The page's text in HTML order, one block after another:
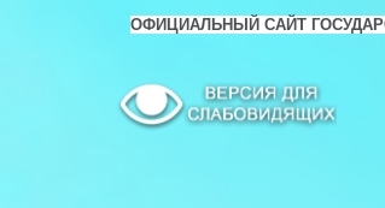
ОФИЦИАЛЬНЫЙ САЙТ